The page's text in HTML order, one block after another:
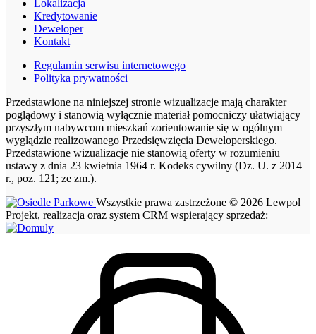
Lokalizacja
Kredytowanie
Deweloper
Kontakt
Regulamin serwisu internetowego
Polityka prywatności
Przedstawione na niniejszej stronie wizualizacje mają charakter
poglądowy i stanowią wyłącznie materiał pomocniczy ułatwiający
przyszłym nabywcom mieszkań zorientowanie się w ogólnym
wyglądzie realizowanego Przedsięwzięcia Deweloperskiego.
Przedstawione wizualizacje nie stanowią oferty w rozumieniu
ustawy z dnia 23 kwietnia 1964 r. Kodeks cywilny (Dz. U. z 2014
r., poz. 121; ze zm.).
Wszystkie prawa zastrzeżone © 2026 Lewpol
Projekt, realizacja oraz system CRM wspierający sprzedaż: